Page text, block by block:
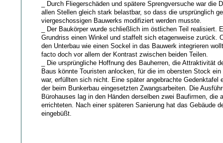
_ Durch Fliegerschäden und spätere Sprengversuche war die
allen Stellen gleich stark belastbar, so dass die ursprünglich
viergeschossigen Bauwerks modifiziert werden musste.
_ Der Baukörper wurde schließlich im östlichen Teil realisiert.
Grundriss einen Winkel und staffelt sich etagenweise zurück.
den Unterbau wie einen Sockel in das Bauwerk integrieren
facto doch vor allem der Kontrast zwischen beiden Teilen.
_ Die ursprüngliche Hoffnung des Bauherren, die Attraktivität
Baus könnte Touristen anlocken, für die im obersten Stock
war, erfüllten sich nicht. Eine später angebrachte Gedenktafel
der beim Bunkerbau eingesetzten Zwangsarbeiten. Die
Bürohauses lag in den Händen derselben zwei Baufirmen, die
errichteten. Nach einer späteren Sanierung hat das Gebäude
eingebüßt.